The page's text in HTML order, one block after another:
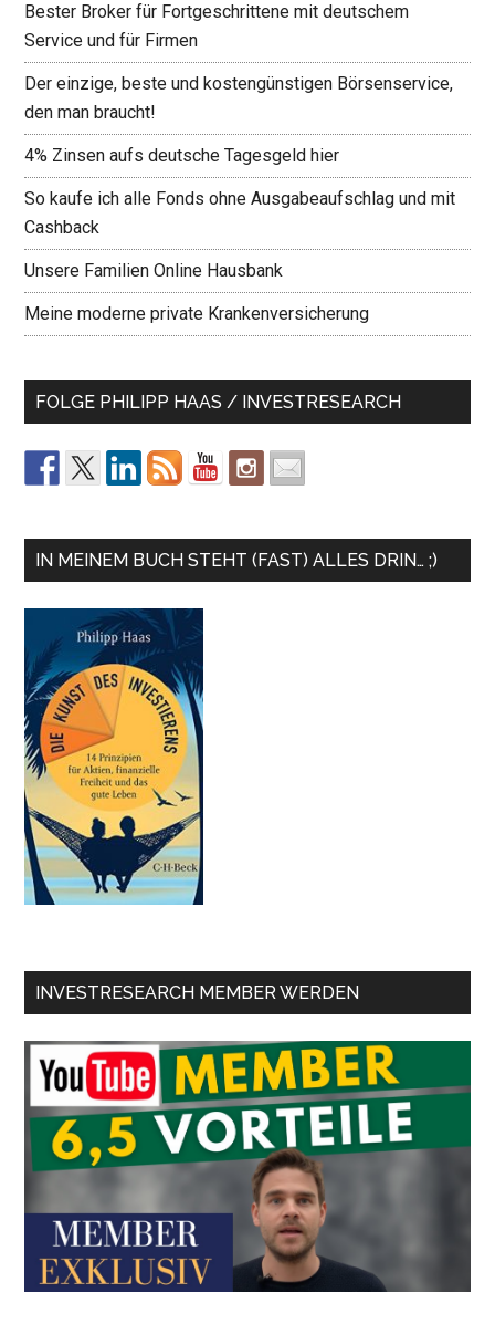
Bester Broker für Fortgeschrittene mit deutschem
Service und für Firmen
Der einzige, beste und kostengünstigen Börsenservice,
den man braucht!
4% Zinsen aufs deutsche Tagesgeld hier
So kaufe ich alle Fonds ohne Ausgabeaufschlag und mit
Cashback
Unsere Familien Online Hausbank
Meine moderne private Krankenversicherung
FOLGE PHILIPP HAAS / INVESTRESEARCH
IN MEINEM BUCH STEHT (FAST) ALLES DRIN… ;)
INVESTRESEARCH MEMBER WERDEN